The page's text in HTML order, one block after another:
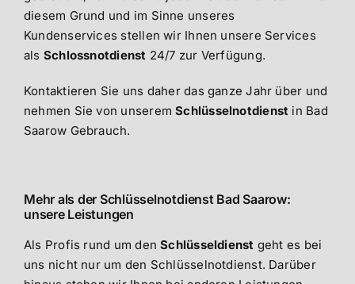
diesem Grund und im Sinne unseres
Kundenservices stellen wir Ihnen unsere Services
als Schlossnotdienst 24/7 zur Verfügung.
Kontaktieren Sie uns daher das ganze Jahr über und
nehmen Sie von unseremSchlüsselnotdienst in Bad
Saarow Gebrauch.
Mehr als der Schlüsselnotdienst Bad Saarow:
unsere Leistungen
Als Profis rund um denSchlüsseldienst geht es bei
uns nicht nur um den Schlüsselnotdienst. Darüber